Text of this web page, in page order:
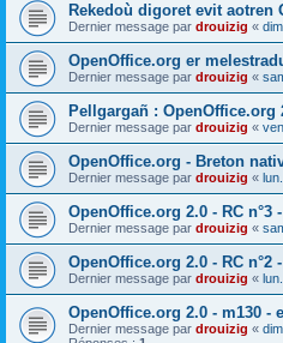
Rekedoù digoret evit
Dernier message par drouizig «
OpenOffice.org er
Dernier message par drouizig «
Pellgargañ :
Dernier message par drouizig «
OpenOffice.org - Breton
Dernier message par drouizig «
OpenOffice.org 2.0 - RC n°3
Dernier message par drouizig «
OpenOffice.org 2.0 - RC n°2
Dernier message par drouizig «
OpenOffice.org 2.0 - m130 -
Dernier message par drouizig «